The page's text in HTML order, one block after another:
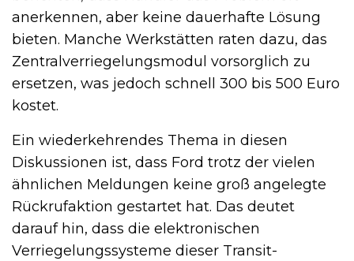
anerkennen, aber keine dauerhafte Lösung
bieten. Manche Werkstätten raten dazu, das
Zentralverriegelungsmodul vorsorglich zu
ersetzen, was jedoch schnell 300 bis 500 Euro
kostet.
Ein wiederkehrendes Thema in diesen
Diskussionen ist, dass Ford trotz der vielen
ähnlichen Meldungen keine groß angelegte
Rückrufaktion gestartet hat. Das deutet
darauf hin, dass die elektronischen
Verriegelungssysteme dieser Transit-